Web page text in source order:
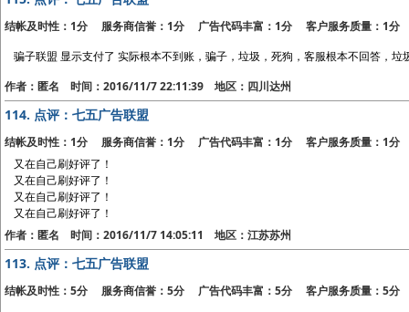
结帐及时性：1分 服务商信誉：1分 广告代码丰富：1分 客户服务质量：1分
骗子联盟 显示支付了 实际根本不到账，骗子，垃圾，死狗，客服根本不回答，垃
作者：匿名 时间：2016/11/7 22:11:39 地区：四川达州
114. 点评：七五广告联盟
结帐及时性：1分 服务商信誉：1分 广告代码丰富：1分 客户服务质量：1分
又在自己刷好评了！
又在自己刷好评了！
又在自己刷好评了！
又在自己刷好评了！
作者：匿名 时间：2016/11/7 14:05:11 地区：江苏苏州
113. 点评：七五广告联盟
结帐及时性：5分 服务商信誉：5分 广告代码丰富：5分 客户服务质量：5分